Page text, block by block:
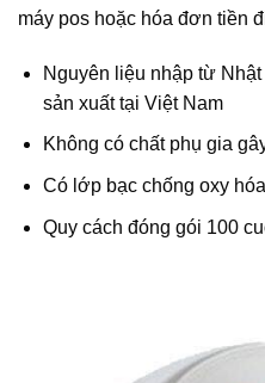
máy pos hoặc hóa đơn tiền
Nguyên liệu nhập từ
sản xuất tại Việt Nam
Không có chất phụ gia
Có lớp bạc chống oxy
Quy cách đóng gói 100